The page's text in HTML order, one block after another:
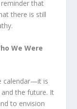
reminder that
there is still
We Were
calendar—it is
the future. It
to envision